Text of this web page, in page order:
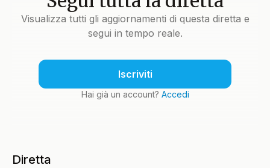
Visualizza tutti gli aggiornamenti di questa diretta e
segui in tempo reale.
Iscriviti
Hai già un account? Accedi
Diretta